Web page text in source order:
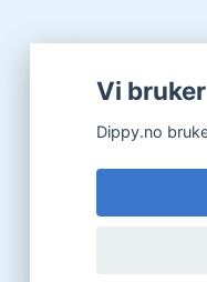
Vi
Dippy.no